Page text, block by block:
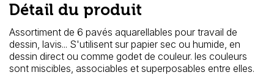
Détail du produit
Assortiment de 6 pavés aquarellables pour travail de
dessin, lavis... S'utilisent sur papier sec ou humide, en
dessin direct ou comme godet de couleur. les couleurs
sont miscibles, associables et superposables entre elles.